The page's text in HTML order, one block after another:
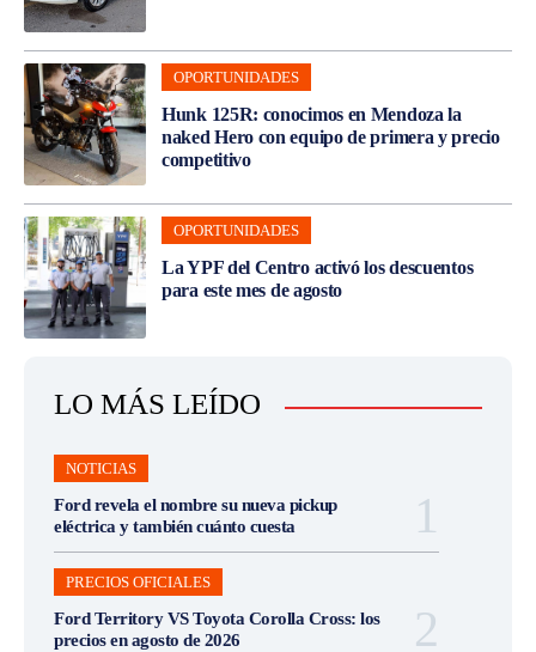
OPORTUNIDADES
Hunk 125R: conocimos en Mendoza la
naked Hero con equipo de primera y precio
competitivo
OPORTUNIDADES
La YPF del Centro activó los descuentos
para este mes de agosto
LO MÁS LEÍDO
NOTICIAS
Ford revela el nombre su nueva pickup
eléctrica y también cuánto cuesta
PRECIOS OFICIALES
Ford Territory VS Toyota Corolla Cross: los
precios en agosto de 2026